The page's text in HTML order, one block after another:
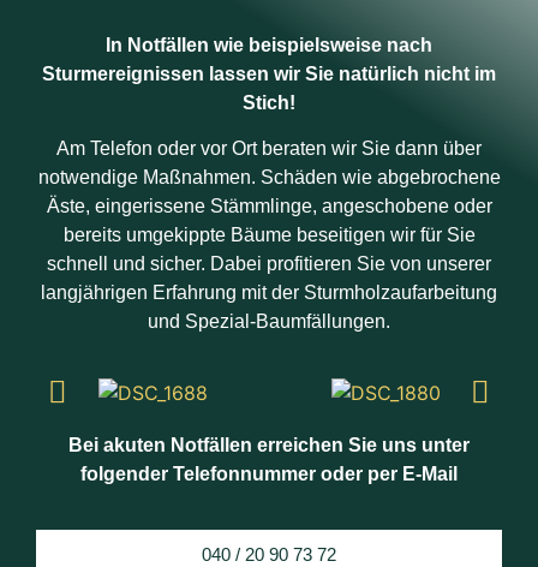
In Notfällen wie beispielsweise nach
Sturmereignissen lassen wir Sie natürlich nicht im
Stich!
Am Telefon oder vor Ort beraten wir Sie dann über
notwendige Maßnahmen. Schäden wie abgebrochene
Äste, eingerissene Stämmlinge, angeschobene oder
bereits umgekippte Bäume beseitigen wir für Sie
schnell und sicher. Dabei profitieren Sie von unserer
langjährigen Erfahrung mit der Sturmholzaufarbeitung
und Spezial-Baumfällungen.
Bei akuten Notfällen erreichen Sie uns unter
folgender Telefonnummer oder per E-Mail
040 / 20 90 73 72